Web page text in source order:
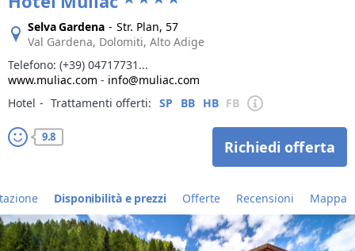
Selva Gardena - Str. Plan, 57
Val Gardena, Dolomiti, Alto Adige
Telefono: (+39) 04717731...
www.muliac.com - info@muliac.com
Hotel ‐ Trattamenti offerti: SP BB HB FB
9.8
Richiedi offerta
Disponibilità e prezzi Offerte Recensioni Mappa